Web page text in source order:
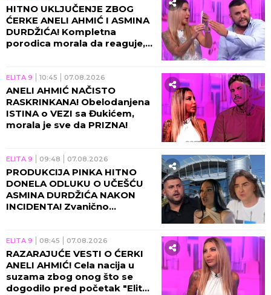
HITNO UKLJUČENJE ZBOG
ĆERKE ANELI AHMIĆ I ASMINA
DURDŽIĆA! Kompletna
porodica morala da reaguje,
ELITA 9 10:45 07.08.2026
ANELI AHMIĆ NAČISTO
RASKRINKANA! Obelodanjena
ISTINA o VEZI sa Đukićem,
morala je sve da PRIZNA!
ELITA 9 09:48 07.08.2026
PRODUKCIJA PINKA HITNO
DONELA ODLUKU O UČEŠĆU
ASMINA DURDŽIĆA NAKON
INCIDENTA! Zvanično
pripravnosti!
ELITA 9 08:45 07.08.2026
RAZARAJUĆE VESTI O ĆERKI
ANELI AHMIĆ! Cela nacija u
suzama zbog onog što se
dogodilo pred početak "Elite